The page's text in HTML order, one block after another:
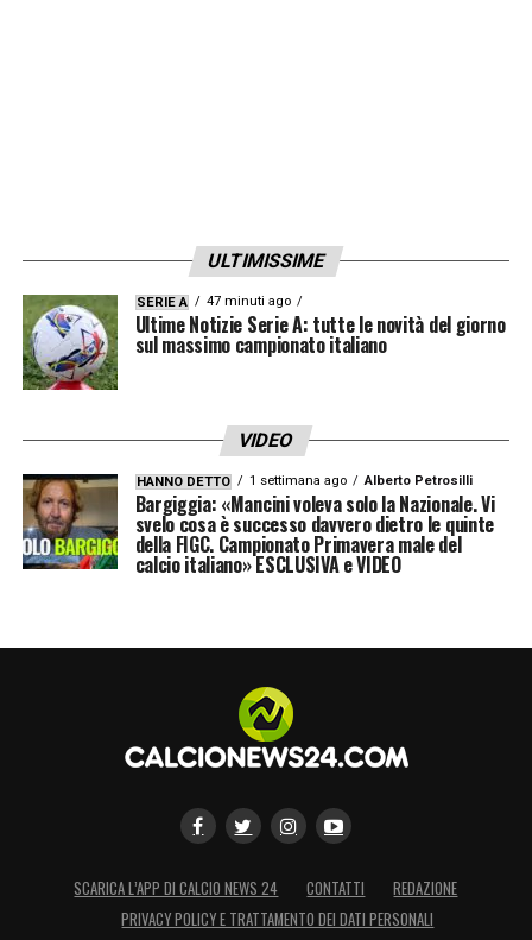
MandzukiceCristiano
PROBABILE FORMAZIONE ATLETICO (4-4-
2):Oblak; Arias, Godin, Gimenez, Filipe Luis;
Correa, Saul, Koke, Lemar; Griezmann,
Allenatore:Simeone.
PROBABILE FORMAZIONE JUVENTUS (4-3-
3):Szczesny; De Sciglio, Bonucci, Chiellini,
LA GUIDA TV: TUTTE LE
PARTITE IN PROGRAMMA
LA PLAYLIST DELLE NOSTRE TOP NEWS
ULTIMISSIME
SERIE A 47 minuti ago
Ultime Notizie Serie A: tutte le novità del giorno
sul massimo campionato italiano
VIDEO
HANNO DETTO 1 settimana ago Alberto Petrosilli
Bargiggia: «Mancini voleva solo la Nazionale. Vi
svelo cosa è successo davvero dietro le quinte
della FIGC. Campionato Primavera male del
calcio italiano» ESCLUSIVA e VIDEO
SCARICA L’APP DI CALCIO NEWS 24 CONTATTI
REDAZIONE
PRIVACY POLICY E TRATTAMENTO DEI DATI PERSONALI